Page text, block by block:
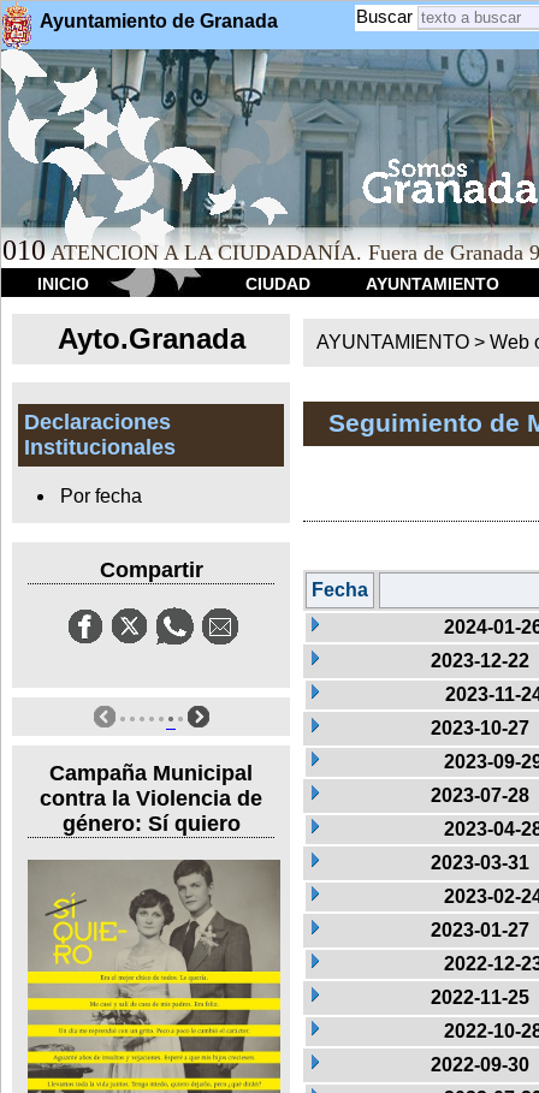
Ayuntamiento de Granada Buscar
010 ATENCION A LA CIUDADANÍA. Fuera de Granada
INICIO CIUDAD AYUNTAMIENTO
Ayto.Granada
Declaraciones
Institucionales
Por fecha
Compartir
Campaña Municipal
contra la Violencia de
género: Sí quiero
AYUNTAMIENTO > Web
Seguimiento de
Fecha
2024-01-
2023-12-22
2023-11-
2023-10-27
2023-09-
2023-07-28
2023-04-
2023-03-31
2023-02-
2023-01-27
2022-12-
2022-11-25
2022-10-
2022-09-30